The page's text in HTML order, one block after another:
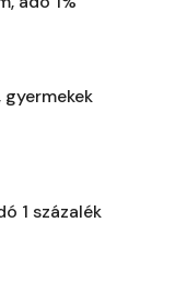
1 százalék